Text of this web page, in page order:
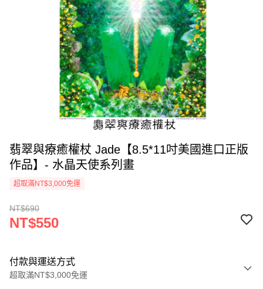
翡翠與療癒權杖 Jade【8.5*11吋美國進口正版
作品】- 水晶天使系列畫
超取滿NT$3,000免運
NT$690
NT$550
付款與運送方式
超取滿NT$3,000免運